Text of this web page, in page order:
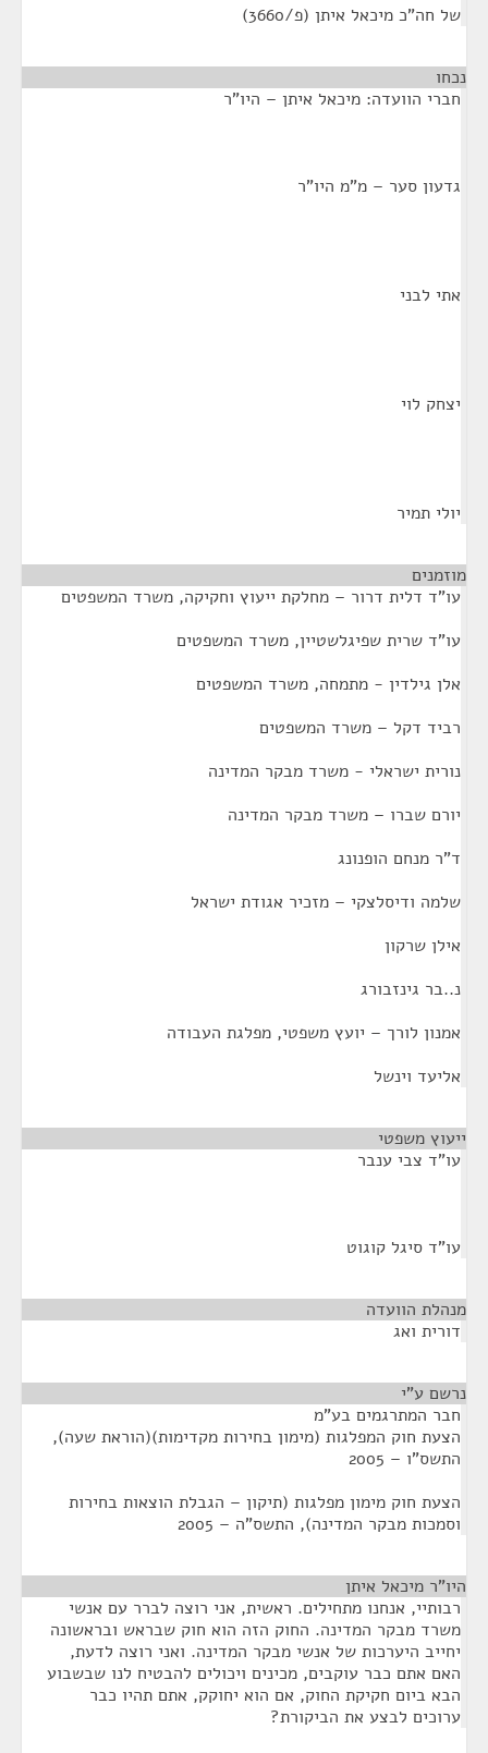
של חה"כ מיכאל איתן (פ/3660)
נכחו
חברי הוועדה: מיכאל איתן – היו"ר
גדעון סער – מ"מ היו"ר
אתי לבני
יצחק לוי
יולי תמיר
מוזמנים
עו"ד דלית דרור – מחלקת ייעוץ וחקיקה, משרד המשפטים
עו"ד שרית שפיגלשטיין, משרד המשפטים
אלן גילדין - מתמחה, משרד המשפטים
רביד דקל – משרד המשפטים
נורית ישראלי - משרד מבקר המדינה
יורם שברו – משרד מבקר המדינה
ד"ר מנחם הופנונג
שלמה ודיסלצקי – מזכיר אגודת ישראל
אילן שרקון
נ..בר גינזבורג
אמנון לורך – יועץ משפטי, מפלגת העבודה
אליעד וינשל
ייעוץ משפטי
עו"ד צבי ענבר
עו"ד סיגל קוגוט
מנהלת הוועדה
דורית ואג
נרשם ע"י
חבר המתרגמים בע"מ
הצעת חוק המפלגות (מימון בחירות מקדימות)(הוראת שעה),
התשס"ו – 2005
הצעת חוק מימון מפלגות (תיקון – הגבלת הוצאות בחירות
וסמכות מבקר המדינה), התשס"ה – 2005
היו"ר מיכאל איתן
רבותיי, אנחנו מתחילים. ראשית, אני רוצה לברר עם אנשי
משרד מבקר המדינה. החוק הזה הוא חוק שבראש ובראשונה
יחייב היערכות של אנשי מבקר המדינה. ואני רוצה לדעת,
האם אתם כבר עוקבים, מכינים ויכולים להבטיח לנו שבשבוע
הבא ביום חקיקת החוק, אם הוא יחוקק, אתם תהיו כבר
ערוכים לבצע את הביקורת?